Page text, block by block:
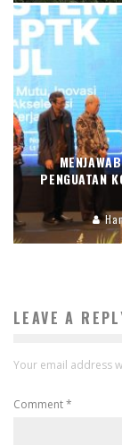
PENGUATAN
LEAVE A
Your email address
Comment*